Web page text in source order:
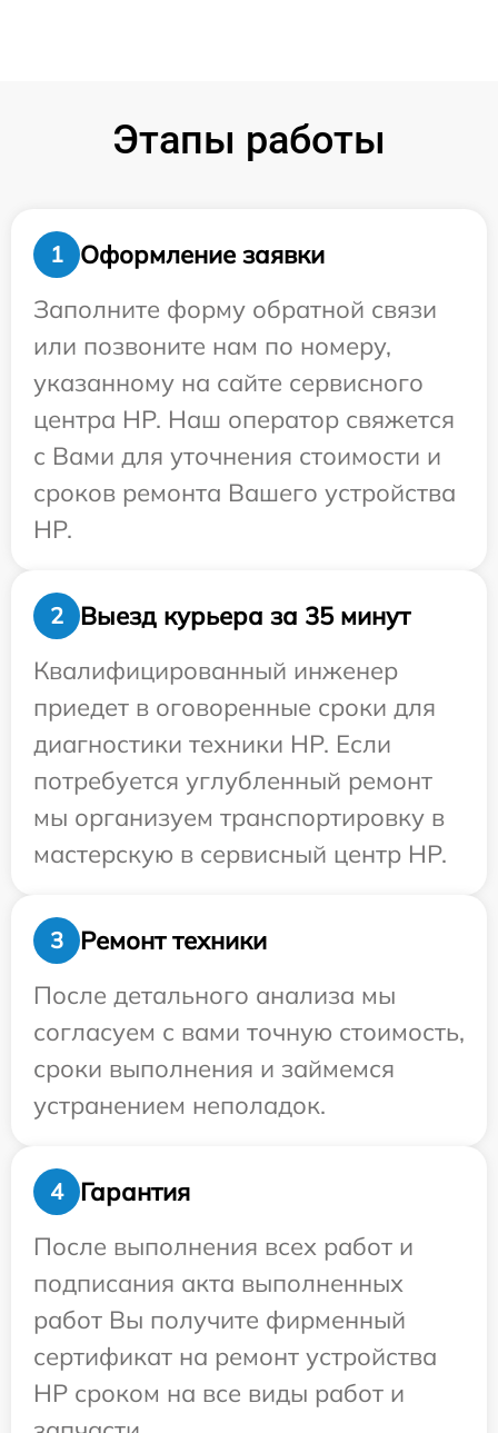
Этапы работы
1
Оформление заявки
Заполните форму обратной связи
или позвоните нам по номеру,
указанному на сайте сервисного
центра HP. Наш оператор свяжется
с Вами для уточнения стоимости и
сроков ремонта Вашего устройства
HP.
2
Выезд курьера за 35 минут
Квалифицированный инженер
приедет в оговоренные сроки для
диагностики техники HP. Если
потребуется углубленный ремонт
мы организуем транспортировку в
мастерскую в сервисный центр HP.
3
Ремонт техники
После детального анализа мы
согласуем с вами точную стоимость,
сроки выполнения и займемся
устранением неполадок.
4
Гарантия
После выполнения всех работ и
подписания акта выполненных
работ Вы получите фирменный
сертификат на ремонт устройства
HP сроком на все виды работ и